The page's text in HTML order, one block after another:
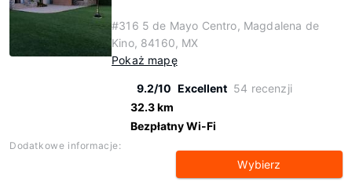
#316 5 de Mayo Centro, Magdalena de
Kino, 84160, MX
Pokaż mapę
9.2/10 Excellent 54 recenzji
32.3 km
Bezpłatny Wi-Fi
Dodatkowe informacje:
Wybierz